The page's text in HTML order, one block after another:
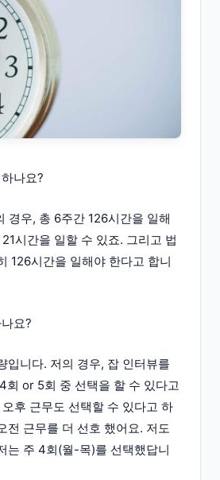
나요?
경우, 총 6주간 126시간을 일해
시간을 일할 수 있죠. 그리고 법
126시간을 일해야 한다고 합니
요?
입니다. 저의 경우, 잡 인터뷰를
회 or 5회 중 선택을 할 수 있다고
후 근무도 선택할 수 있다고 하
전 근무를 더 선호 했어요. 저도
는 주 4회(월-목)를 선택했답니